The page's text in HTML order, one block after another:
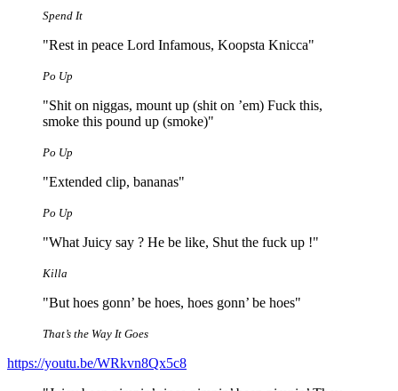
Spend It
"Rest in peace Lord Infamous, Koopsta Knicca"
Po Up
"Shit on niggas, mount up (shit on ’em) Fuck this,
smoke this pound up (smoke)"
Po Up
"Extended clip, bananas"
Po Up
"What Juicy say ? He be like, Shut the fuck up !"
Killa
"But hoes gonn’ be hoes, hoes gonn’ be hoes"
That’s the Way It Goes
https://youtu.be/WRkvn8Qx5c8